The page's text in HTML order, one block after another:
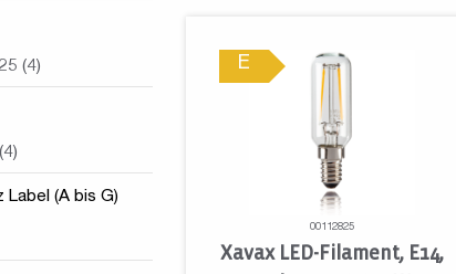
(4)
Label (A bis G)
E
00112825
Xavax LED-Filament, E14,